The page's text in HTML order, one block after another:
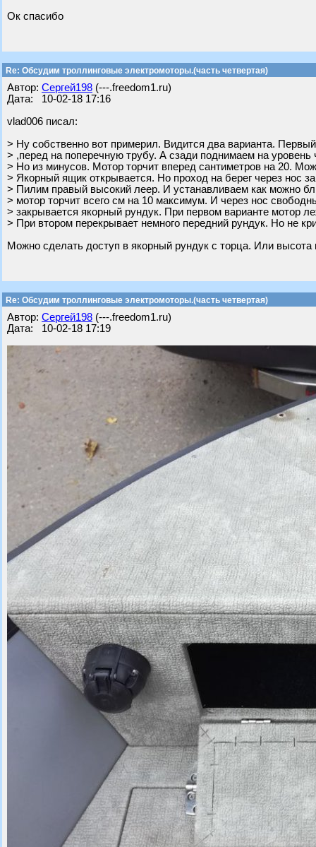
Ок спасибо
Re: Обсудим троллинговые электромоторы.(часть четвертая)
Автор: Сергей198 (---.freedom1.ru)
Дата: 10-02-18 17:16
vlad006 писал:
> Ну собственно вот примерил. Видится два варианта.
> ,перед на поперечную трубу. А сзади поднимаем на уровень
> Но из минусов. Мотор торчит вперед сантиметров на 20.
> Якорный ящик открывается. Но проход на берег через нос
> Пилим правый высокий леер. И устанавливаем как можно
> мотор торчит всего см на 10 максимум. И через нос
> закрывается якорный рундук. При первом варианте мотор
> При втором перекрывает немного передний рундук. Но не
Можно сделать доступ в якорный рундук с торца. Или высота
Re: Обсудим троллинговые электромоторы.(часть четвертая)
Автор: Сергей198 (---.freedom1.ru)
Дата: 10-02-18 17:19